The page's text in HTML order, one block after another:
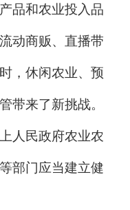
品和农业投入品
动商贩、直播带
，休闲农业、预
带来了新挑战。
人民政府农业农
部门应当建立健